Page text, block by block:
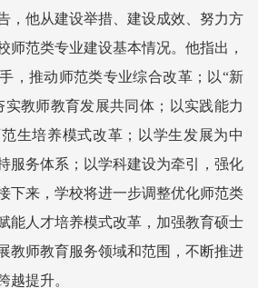
，他从建设举措、建设成效、努力方
师范类专业建设基本情况。他指出，
，推动师范类专业综合改革；以“新
实教师教育发展共同体；以实践能力
生培养模式改革；以学生发展为中
服务体系；以学科建设为牵引，强化
下来，学校将进一步调整优化师范类
能人才培养模式改革，加强教育硕士
教师教育服务领域和范围，不断推进
越提升。